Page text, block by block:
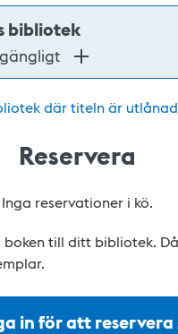
bibliotek
där titeln är utlånad
Reservera
Inga reservationer i kö.
boken till ditt bibliotek.
in för att